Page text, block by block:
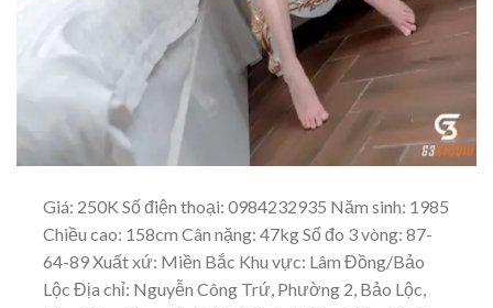
Giá: 250K Số điện thoại: 0984232935 Năm sinh: 1985
Chiều cao: 158cm Cân nặng: 47kg Số đo 3 vòng: 87-
64-89 Xuất xứ: Miền Bắc Khu vực: Lâm Đồng/Bảo
Lộc Địa chỉ: Nguyễn Công Trứ, Phường 2, Bảo Lộc,